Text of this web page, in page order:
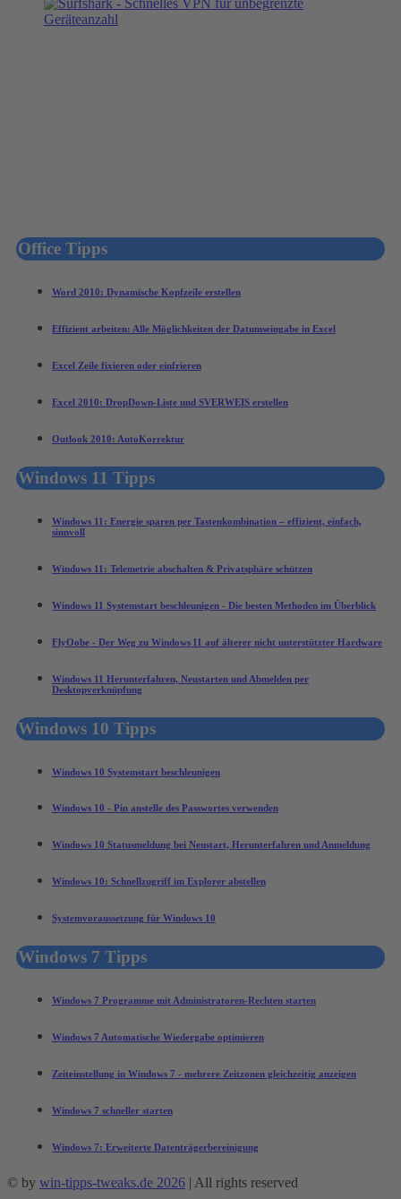
Office Tipps
Word 2010: Dynamische Kopfzeile erstellen
Effizient arbeiten: Alle Möglichkeiten der Datumseingabe in Excel
Excel Zeile fixieren oder einfrieren
Excel 2010: DropDown-Liste und SVERWEIS erstellen
Outlook 2010: AutoKorrektur
Windows 11 Tipps
Windows 11: Energie sparen per Tastenkombination – effizient, einfach,
sinnvoll
Windows 11: Telemetrie abschalten & Privatsphäre schützen
Windows 11 Systemstart beschleunigen - Die besten Methoden im Überblick
FlyOobe - Der Weg zu Windows 11 auf älterer nicht unterstützter Hardware
Windows 11 Herunterfahren, Neustarten und Abmelden per
Desktopverknüpfung
Windows 10 Tipps
Windows 10 Systemstart beschleunigen
Windows 10 - Pin anstelle des Passwortes verwenden
Windows 10 Statusmeldung bei Neustart, Herunterfahren und Anmeldung
Windows 10: Schnellzugriff im Explorer abstellen
Systemvoraussetzung für Windows 10
Windows 7 Tipps
Windows 7 Programme mit Administratoren-Rechten starten
Windows 7 Automatische Wiedergabe optimieren
Zeiteinstellung in Windows 7 - mehrere Zeitzonen gleichzeitig anzeigen
Windows 7 schneller starten
Windows 7: Erweiterte Datenträgerbereinigung
© by win-tipps-tweaks.de 2026 | All rights reserved